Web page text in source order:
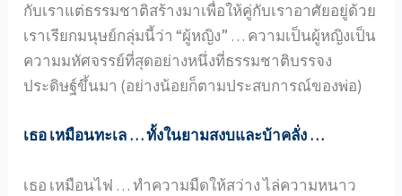
กับเราแต่ธรรมชาติสร้างมาเพื่อให้คู่กับเราอาศัยอยู่ด้วย
เราเรียกมนุษย์กลุ่มนี้ว่า “ผู้หญิง” … ความเป็นผู้หญิงเป็น
ความมหัศจรรย์ที่สุดอย่างหนึ่งที่ธรรมชาติบรรจง
ประดิษฐ์ขึ้นมา (อย่างน้อยก็ตามประสบการณ์ของพ่อ)
เธอ เหมือนทะเล … ทั้งในยามสงบและบ้าคลั่ง …
เธอ เหมือนไฟ … ทำความมืดให้สว่าง ไล่ความหนาว